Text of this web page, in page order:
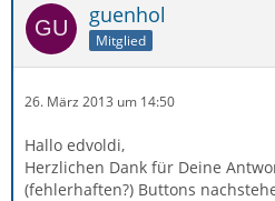
guenhol
Mitglied
26. März 2013 um 14:50
Hallo edvoldi,
Herzlichen Dank für Deine
(fehlerhaften?) Buttons